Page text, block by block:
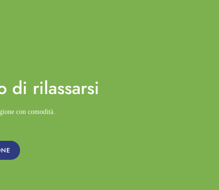
di rilassarsi
con comodità.